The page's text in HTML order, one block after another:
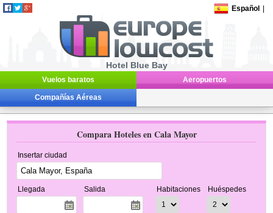
Español
Hotel Blue Bay
Vuelos baratos Aeropuertos
Compañías Aéreas
Compara Hoteles en Cala Mayor
Insertar ciudad
Llegada Salida Habitaciones Huéspedes